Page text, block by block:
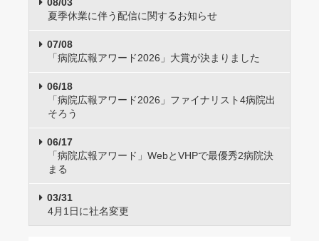
夏季休業に伴う配信に関するお知らせ
07/08
「病院広報アワード2026」大賞が決まりました
06/18
「病院広報アワード2026」ファイナリスト4病院出
そろう
06/17
「病院広報アワード」WebとVHPで最優秀2病院決
まる
03/31
4月1日に社名変更